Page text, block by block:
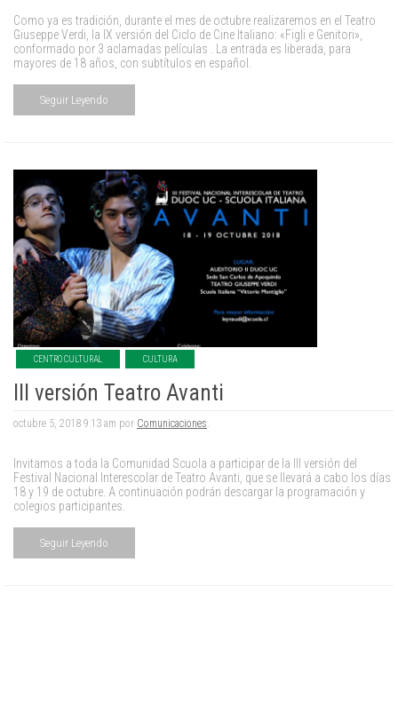
Como ya es tradición, durante el mes de octubre realizaremos en el Teatro
Giuseppe Verdi, la IX versión del Ciclo de Cine Italiano: «Figli e Genitori»,
conformado por 3 aclamadas películas . La entrada es liberada, para
mayores de 18 años, con subtítulos en español.
Seguir Leyendo
CENTRO CULTURAL CULTURA
III versión Teatro Avanti
octubre 5, 2018 9:13 am por Comunicaciones.
Invitamos a toda la Comunidad Scuola a participar de la III versión del
Festival Nacional Interescolar de Teatro Avanti, que se llevará a cabo los días
18 y 19 de octubre. A continuación podrán descargar la programación y
colegios participantes.
Seguir Leyendo